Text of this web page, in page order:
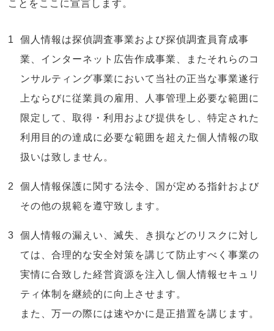
ことをここに宣言します。
個人情報は探偵調査事業および探偵調査員育成事
業、インターネット広告作成事業、またそれらのコ
ンサルティング事業において当社の正当な事業遂行
上ならびに従業員の雇用、人事管理上必要な範囲に
限定して、取得・利用および提供をし、特定された
利用目的の達成に必要な範囲を超えた個人情報の取
扱いは致しません。
個人情報保護に関する法令、国が定める指針および
その他の規範を遵守致します。
個人情報の漏えい、滅失、き損などのリスクに対し
ては、合理的な安全対策を講じて防止すべく事業の
実情に合致した経営資源を注入し個人情報セキュリ
ティ体制を継続的に向上させます。
また、万一の際には速やかに是正措置を講じます。